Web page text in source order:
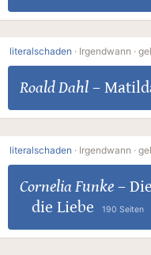
literalschaden · Irgendwann ·
Roald Dahl–
literalschaden · Irgendwann ·
Cornelia Funke–
die Liebe
190 Seiten